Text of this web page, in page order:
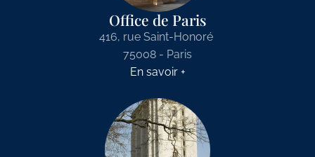
Office de Paris
416, rue Saint-Honoré
75008 - Paris
En savoir +